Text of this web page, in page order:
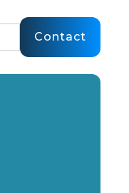
Contact